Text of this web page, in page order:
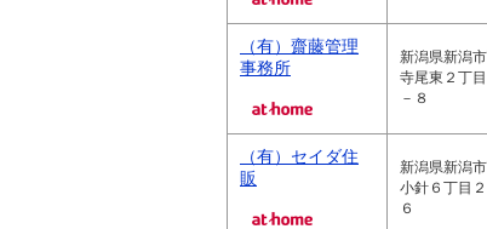
（有）齋藤管理
事務所
新潟県新潟
寺尾東２丁
－８
（有）セイダ住
販
新潟県新潟
小針６丁目
６